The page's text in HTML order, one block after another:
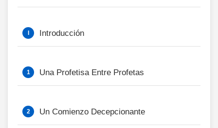
Introducción
Una Profetisa Entre Profetas
Un Comienzo Decepcionante